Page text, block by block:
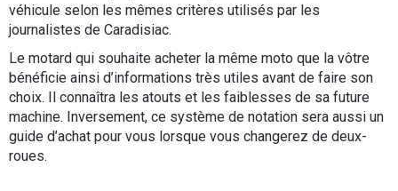
véhicule selon les mêmes critères utilisés par les
journalistes de Caradisiac.
Le motard qui souhaite acheter la même moto que la vôtre
bénéficie ainsi d’informations très utiles avant de faire son
choix. Il connaîtra les atouts et les faiblesses de sa future
machine. Inversement, ce système de notation sera aussi un
guide d’achat pour vous lorsque vous changerez de deux-
roues.